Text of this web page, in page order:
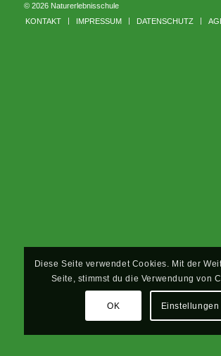
© 2026 Naturerlebnisschule
KONTAKT
IMPRESSUM DATENSCHUTZ
Diese Seite verwendet Cookies. Mit der
Seite, stimmst du die Verwendung von
OK Einstellungen